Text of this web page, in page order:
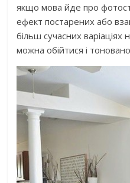
якщо мова йде про
ефект постарених або
більш сучасних
можна обійтися і